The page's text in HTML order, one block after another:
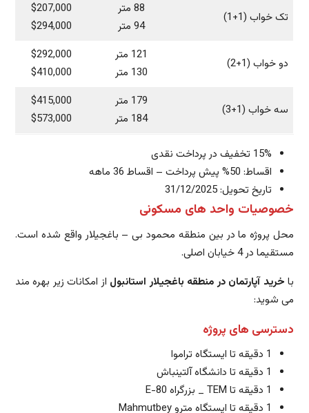
تک خواب (1+1)
88 متر
94 متر
$207,000
$294,000
دو خواب (1+2)
121 متر
130 متر
$292,000
$410,000
سه خواب (1+3)
179 متر
184 متر
$415,000
$573,000
15% تخفیف در پرداخت نقدی
اقساط: 50% پیش پرداخت – اقساط 36 ماهه
تاریخ تحویل: 31/12/2025
خصوصیات واحد های مسکونی
محل پروژه ما در بین منطقه محمود بی – باغجیلار واقع شده است.
مستقیما در 4 خیابان اصلی.
با خرید آپارتمان در منطقه باغجیلار استانبول از امکانات زیر بهره مند
می شوید:
دسترسی های پروژه
1 دقیقه تا ایستگاه تراموا
1 دقیقه تا دانشگاه آلتینباش
1 دقیقه تا TEM _ بزرگراه E-80
1 دقیقه تا ایستگاه مترو Mahmutbey